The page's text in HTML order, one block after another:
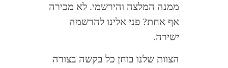
ממנה המלצה והירשמי. לא מכירה
אף אחת? פני אלינו להרשמה
ישירה.
הצוות שלנו בוחן כל בקשה בצורה